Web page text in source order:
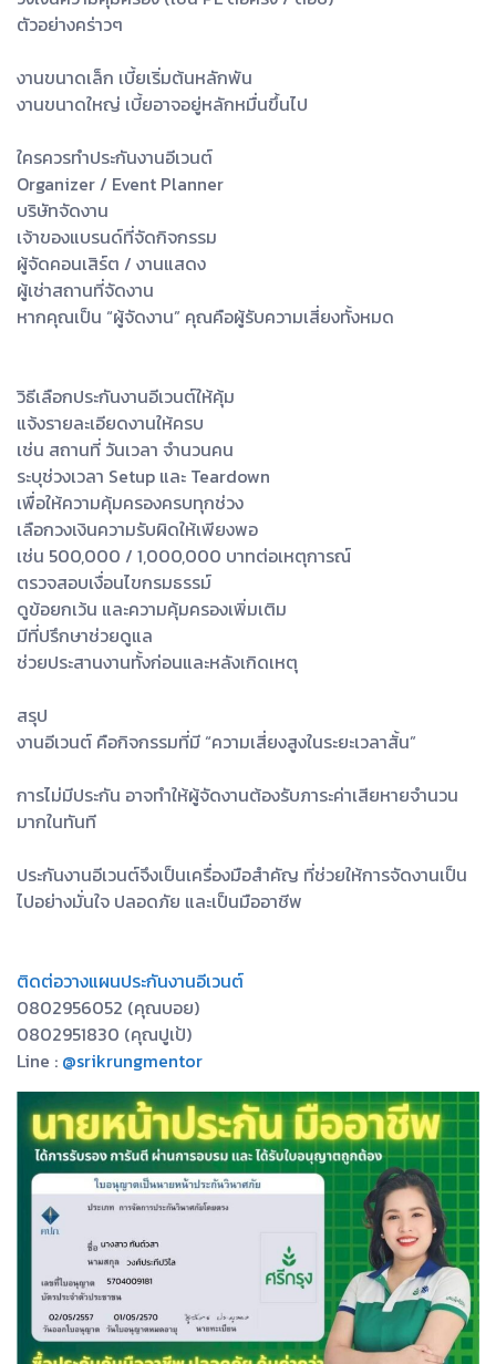
ตัวอย่างคร่าวๆ
งานขนาดเล็ก เบี้ยเริ่มต้นหลักพัน
งานขนาดใหญ่ เบี้ยอาจอยู่หลักหมื่นขึ้นไป
ใครควรทำประกันงานอีเวนต์
Organizer / Event Planner
บริษัทจัดงาน
เจ้าของแบรนด์ที่จัดกิจกรรม
ผู้จัดคอนเสิร์ต / งานแสดง
ผู้เช่าสถานที่จัดงาน
หากคุณเป็น “ผู้จัดงาน” คุณคือผู้รับความเสี่ยงทั้งหมด
วิธีเลือกประกันงานอีเวนต์ให้คุ้ม
แจ้งรายละเอียดงานให้ครบ
เช่น สถานที่ วันเวลา จำนวนคน
ระบุช่วงเวลา Setup และ Teardown
เพื่อให้ความคุ้มครองครบทุกช่วง
เลือกวงเงินความรับผิดให้เพียงพอ
เช่น 500,000 / 1,000,000 บาทต่อเหตุการณ์
ตรวจสอบเงื่อนไขกรมธรรม์
ดูข้อยกเว้น และความคุ้มครองเพิ่มเติม
มีที่ปรึกษาช่วยดูแล
ช่วยประสานงานทั้งก่อนและหลังเกิดเหตุ
สรุป
งานอีเวนต์ คือกิจกรรมที่มี “ความเสี่ยงสูงในระยะเวลาสั้น”
การไม่มีประกัน อาจทำให้ผู้จัดงานต้องรับภาระค่าเสียหายจำนวน
มากในทันที
ประกันงานอีเวนต์จึงเป็นเครื่องมือสำคัญ ที่ช่วยให้การจัดงานเป็น
ไปอย่างมั่นใจ ปลอดภัย และเป็นมืออาชีพ
ติดต่อวางแผนประกันงานอีเวนต์
0802956052 (คุณบอย)
0802951830 (คุณปูเป้)
Line : @srikrungmentor